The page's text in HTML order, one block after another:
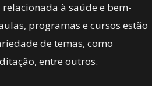
à saúde e bem-
programas e cursos estão
de temas, como
entre outros.